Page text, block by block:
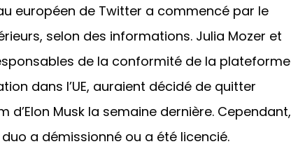
européen de Twitter a commencé par le
selon des informations. Julia Mozer et
de la conformité de la plateforme
dans l’UE, auraient décidé de quitter
d’Elon Musk la semaine dernière. Cependant,
a démissionné ou a été licencié.